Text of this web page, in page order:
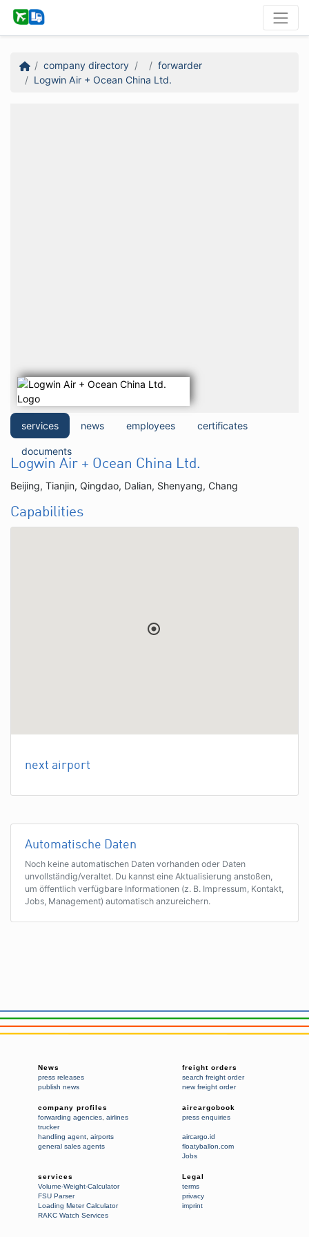
company directory
forwarder
Logwin Air + Ocean China Ltd.
services news employees certificates
documents
Logwin Air + Ocean China Ltd.
Beijing, Tianjin, Qingdao, Dalian, Shenyang, Chang
Capabilities
next airport
Automatische Daten
Noch keine automatischen Daten vorhanden oder Daten
unvollständig/veraltet. Du kannst eine Aktualisierung anstoßen,
um öffentlich verfügbare Informationen (z. B. Impressum, Kontakt,
Jobs, Management) automatisch anzureichern.
News
press releases
publish news
freight orders
search freight order
new freight order
company profiles
forwarding agencies airlines
trucker
handling agent airports
general sales agents
aircargobook
press enquiries
aircargo.id
floatyballon.com
Jobs
services
Volume-Weight-Calculator
FSU Parser
Loading Meter Calculator
RAKC Watch Services
Legal
terms
privacy
imprint